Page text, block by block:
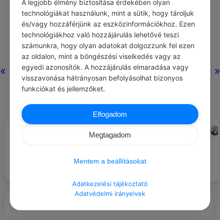
« »
#EZT BESZÉLIK…
csak a felszínt nézi.
ANATOLE FRANCE
előítéleteinek az összessége.
A legjobb élmény biztosítása érdekében olyan
technológiákat használunk, mint a sütik, hogy tároljuk
és/vagy hozzáférjünk az eszközinformációkhoz. Ezen
technológiákhoz való hozzájárulás lehetővé teszi
számunkra, hogy olyan adatokat dolgozzunk fel ezen
az oldalon, mint a böngészési viselkedés vagy az
egyedi azonosítók. A hozzájárulás elmaradása vagy
visszavonása hátrányosan befolyásolhat bizonyos
funkciókat és jellemzőket.
Elfogadom
Megtagadom
Mentem a beállításokat
Adatkezelési tájékoztató
Adatvédelmi irányelvek